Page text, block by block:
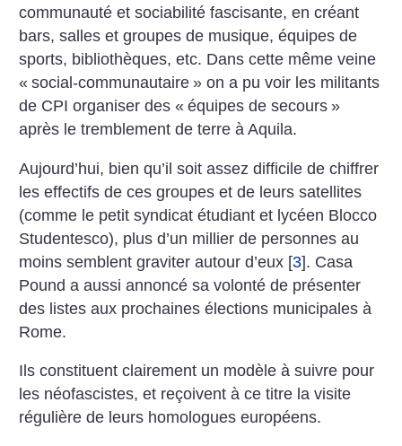
communauté et sociabilité fascisante, en créant
bars, salles et groupes de musique, équipes de
sports, bibliothèques, etc. Dans cette même veine
« social-communautaire » on a pu voir les militants
de CPI organiser des « équipes de secours »
après le tremblement de terre à Aquila.
Aujourd’hui, bien qu’il soit assez difficile de chiffrer
les effectifs de ces groupes et de leurs satellites
(comme le petit syndicat étudiant et lycéen Blocco
Studentesco), plus d’un millier de personnes au
moins semblent graviter autour d’eux [3]. Casa
Pound a aussi annoncé sa volonté de présenter
des listes aux prochaines élections municipales à
Rome.
Ils constituent clairement un modèle à suivre pour
les néofascistes, et reçoivent à ce titre la visite
régulière de leurs homologues européens.